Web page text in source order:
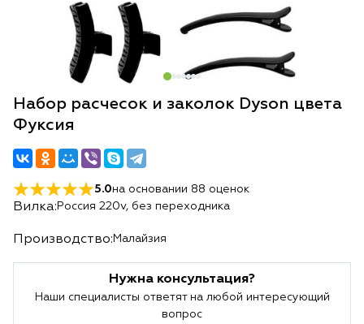
Набор расчесок и заколок Dyson цвета
Фуксия
5.0на основании 88 оценок
Вилка: Россия 220v, без переходника
Производство: Малайзия
Нужна консультация?
Наши специалисты ответят на любой интересующий
вопрос